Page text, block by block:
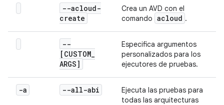
--acloud-
create
Crea un AVD con el
comando acloud .
--
[CUSTOM_
ARGS]
Especifica argumentos
personalizados para los
ejecutores de pruebas.
-a --all-abi
Ejecuta las pruebas para
todas las arquitecturas